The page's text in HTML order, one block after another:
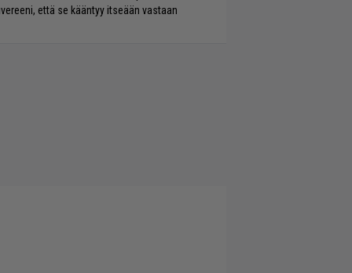
että se kääntyy itseään vastaan